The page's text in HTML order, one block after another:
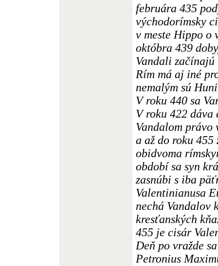
februára 435
východorímsky
v meste Hippo o
októbra 439
Vandali
Rím má aj iné
nemalým sú
V roku 440 sa
V roku 422 dáva
Vandalom
a až do roku
obidvoma
období sa syn
zasnúbi s iba
Valentinianusa
nechá Vandalov
kresťanských
455 je cisár
Deň po vražde
Petronius